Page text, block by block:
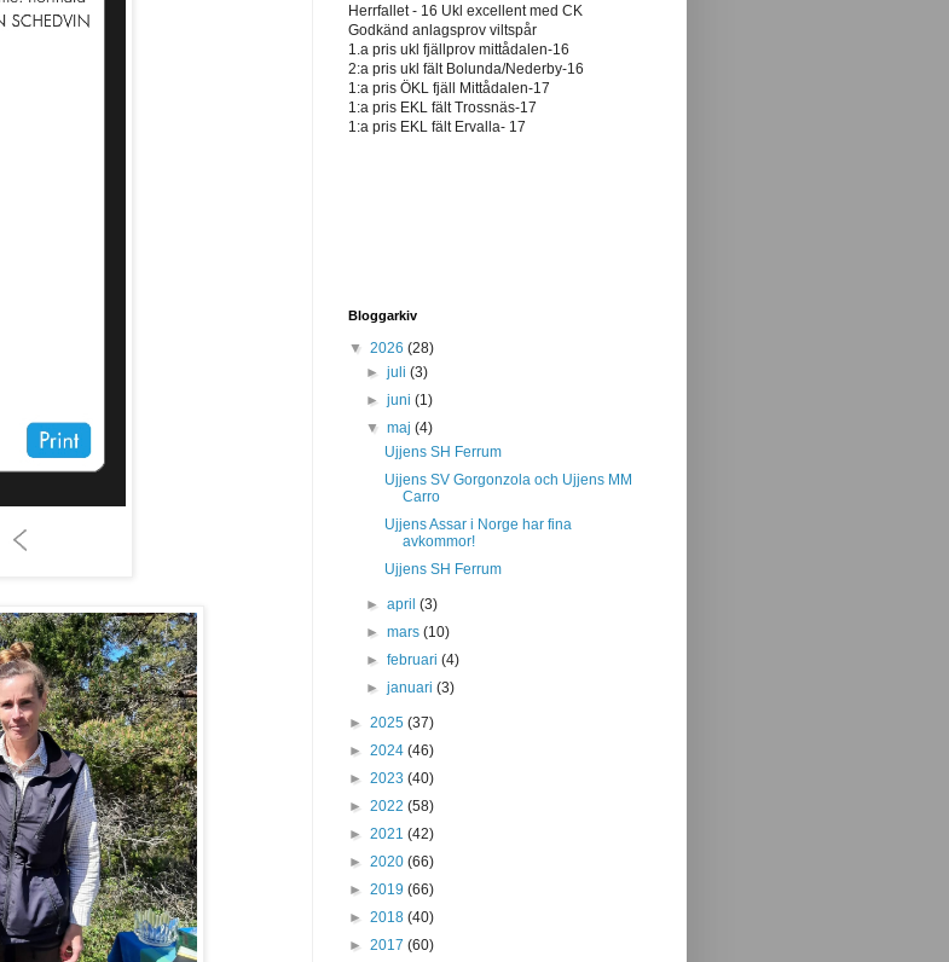
Herrfallet - 16 Ukl excellent med CK
Godkänd anlagsprov viltspår
1.a pris ukl fjällprov mittådalen-16
2:a pris ukl fält Bolunda/Nederby-16
1:a pris ÖKL fjäll Mittådalen-17
1:a pris EKL fält Trossnäs-17
1:a pris EKL fält Ervalla- 17
Bloggarkiv
▼ 2026 (28)
►juli(3)
►juni(1)
▼maj(4)
Ujjens SH Ferrum
Ujjens SV Gorgonzola och Ujjens MM
Carro
Ujjens Assar i Norge har fina
avkommor!
Ujjens SH Ferrum
►april(3)
►mars(10)
►februari(4)
►januari(3)
► 2025 (37)
► 2024 (46)
► 2023 (40)
► 2022 (58)
► 2021 (42)
► 2020 (66)
► 2019 (66)
► 2018 (40)
► 2017 (60)